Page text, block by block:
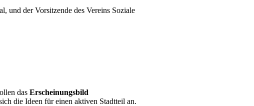
und der Vorsitzende des Vereins Soziale
das Erscheinungsbild
die Ideen für einen aktiven Stadtteil an.